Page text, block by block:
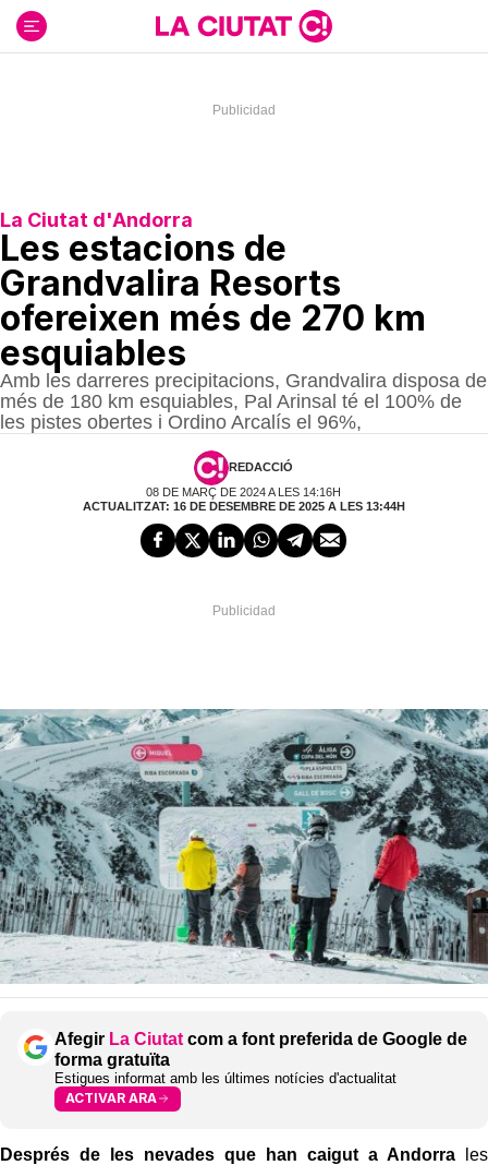
contenido
La Ciutat d'Andorra
Les estacions de
Grandvalira Resorts
ofereixen més de 270 km
esquiables
Amb les darreres precipitacions, Grandvalira disposa de
més de 180 km esquiables, Pal Arinsal té el 100% de
les pistes obertes i Ordino Arcalís el 96%,
REDACCIÓ
08 DE MARÇ DE 2024 A LES 14:16H
ACTUALITZAT: 16 DE DESEMBRE DE 2025 A LES 13:44H
Afegir La Ciutat com a font preferida de Google de
forma gratuïta
Estigues informat amb les últimes notícies d'actualitat
ACTIVAR ARA
Després de les nevades que han caigut a Andorrales